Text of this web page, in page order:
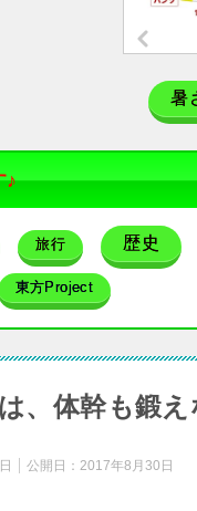
暑
♪
旅行 歴史
東方Project
、体幹も鍛
公開日： 2017年8月30日